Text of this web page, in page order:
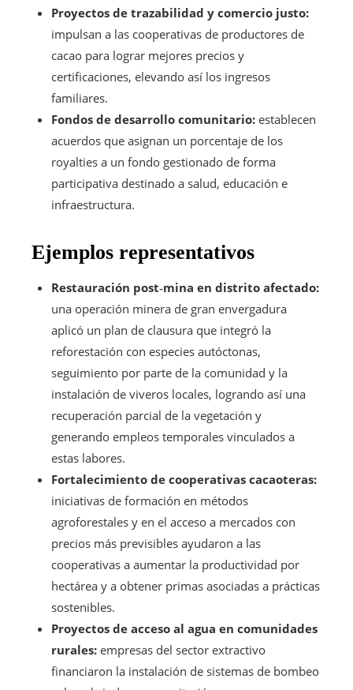
Proyectos de trazabilidad y comercio justo:
impulsan a las cooperativas de productores de
cacao para lograr mejores precios y
certificaciones, elevando así los ingresos
familiares.
Fondos de desarrollo comunitario: establecen
acuerdos que asignan un porcentaje de los
royalties a un fondo gestionado de forma
participativa destinado a salud, educación e
infraestructura.
Ejemplos representativos
Restauración post‑mina en distrito afectado:
una operación minera de gran envergadura
aplicó un plan de clausura que integró la
reforestación con especies autóctonas,
seguimiento por parte de la comunidad y la
instalación de viveros locales, logrando así una
recuperación parcial de la vegetación y
generando empleos temporales vinculados a
estas labores.
Fortalecimiento de cooperativas cacaoteras:
iniciativas de formación en métodos
agroforestales y en el acceso a mercados con
precios más previsibles ayudaron a las
cooperativas a aumentar la productividad por
hectárea y a obtener primas asociadas a prácticas
sostenibles.
Proyectos de acceso al agua en comunidades
rurales: empresas del sector extractivo
financiaron la instalación de sistemas de bombeo